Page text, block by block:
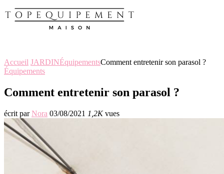
Accueil JARDINÉquipementsComment entretenir son parasol ?
Équipements
Comment entretenir son parasol ?
écrit parNora 03/08/2021 1,2Kvues